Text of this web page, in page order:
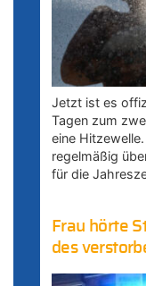
Jetzt ist es
Tagen zum
eine
regelmäßig
für die
Frau hörte
des